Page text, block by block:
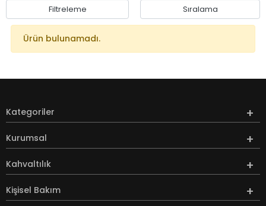
Filtreleme Sıralama
Ürün bulunamadı.
Kategoriler
Kurumsal
Kahvaltılık
Kişisel Bakım